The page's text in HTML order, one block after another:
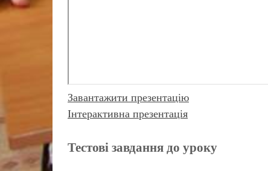
Завантажити презентацію
Інтерактивна презентація
Тестові завдання до уроку